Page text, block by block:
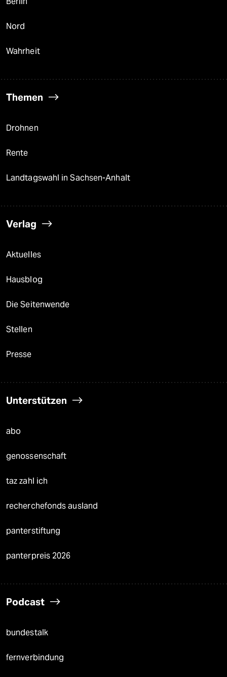
Nord
Wahrheit
Themen
Drohnen
Rente
Landtagswahl in Sachsen-Anhalt
Verlag
Aktuelles
Hausblog
Die Seitenwende
Stellen
Presse
Unterstützen
abo
genossenschaft
taz zahl ich
recherchefonds ausland
panterstiftung
panterpreis 2026
Podcast
bundestalk
fernverbindung